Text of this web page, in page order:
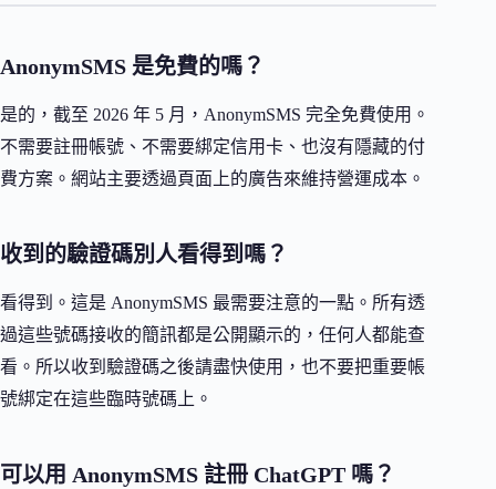
AnonymSMS 是免費的嗎？
是的，截至 2026 年 5 月，AnonymSMS 完全免費使用。
不需要註冊帳號、不需要綁定信用卡、也沒有隱藏的付
費方案。網站主要透過頁面上的廣告來維持營運成本。
收到的驗證碼別人看得到嗎？
看得到。這是 AnonymSMS 最需要注意的一點。所有透
過這些號碼接收的簡訊都是公開顯示的，任何人都能查
看。所以收到驗證碼之後請盡快使用，也不要把重要帳
號綁定在這些臨時號碼上。
可以用 AnonymSMS 註冊 ChatGPT 嗎？